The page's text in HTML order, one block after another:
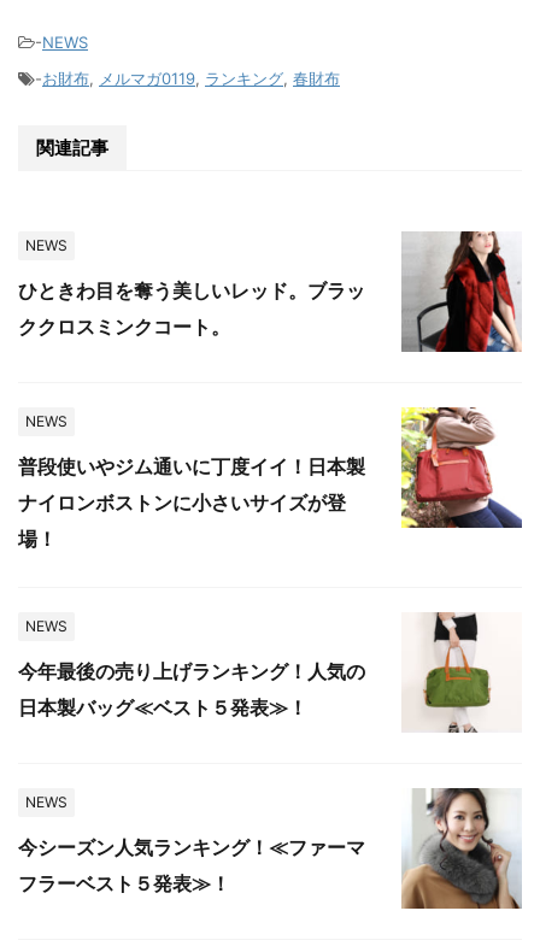
-NEWS
-お財布, メルマガ0119, ランキング, 春財布
関連記事
NEWS
ひときわ目を奪う美しいレッド。ブラッ
ククロスミンクコート。
NEWS
普段使いやジム通いに丁度イイ！日本製
ナイロンボストンに小さいサイズが登
場！
NEWS
今年最後の売り上げランキング！人気の
日本製バッグ≪ベスト５発表≫！
NEWS
今シーズン人気ランキング！≪ファーマ
フラーベスト５発表≫！